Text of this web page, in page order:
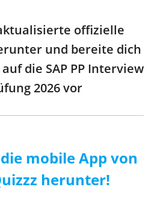
offizielle
und bereite dich
die SAP PP Interview
2026 vor
mobile App von
herunter!